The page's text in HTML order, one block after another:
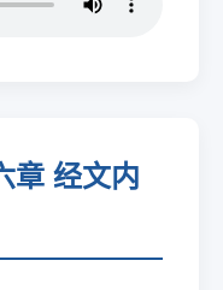
章 经文内